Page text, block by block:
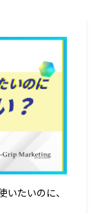
いたいのに、